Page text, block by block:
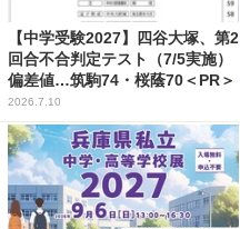
【中学受験2027】四谷大塚、第2
回合不合判定テスト（7/5実施）
偏差値…筑駒74・桜蔭70＜PR＞
2026.7.10